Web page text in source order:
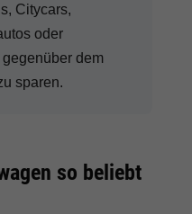
Citycars,
oder
dem
sparen.
so beliebt